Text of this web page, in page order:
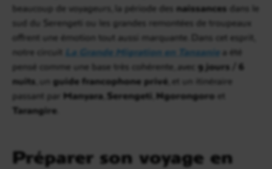
beaucoup de voyageurs, la période des naissances dans le
sud du Serengeti ou les grandes remontées de troupeaux
offrent une émotion tout aussi marquante. Dans cet esprit,
notre circuit La Grande Migration en Tanzanie a été
pensé comme une base très cohérente, avec 9 jours / 6
nuits
guide francophone privé , et un itinéraire
passant par Manyara Serengeti Ngorongoro et
Tarangire
Préparer son voyage en